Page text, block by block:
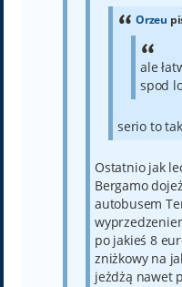
Orzeu
ale
spod
serio to
Ostatnio jak
Bergamo
autobusem
po jakieś 8
zniżkowy na
jeżdżą nawet